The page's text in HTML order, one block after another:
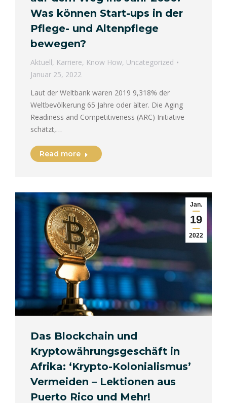
Was können Start-ups in der
Pflege- und Altenpflege
bewegen?
Aktuell, Karriere, Know How, Uncategorized
Januar 25, 2022
Laut der Weltbank waren 2019 9,318% der
Weltbevölkerung 65 Jahre oder älter. Die Aging
Readiness and Competitiveness (ARC) Initiative
schätzt,…
Read more
Jan.
19
2022
Das Blockchain und
Kryptowährungsgeschäft in
Afrika: ‘Krypto-Kolonialismus’
Vermeiden – Lektionen aus
Puerto Rico und Mehr!